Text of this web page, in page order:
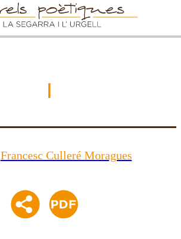
I
Francesc Culleré Moragues